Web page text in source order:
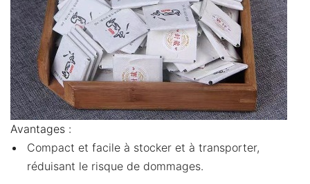
Avantages :
Compact et facile à stocker et à transporter,
réduisant le risque de dommages.